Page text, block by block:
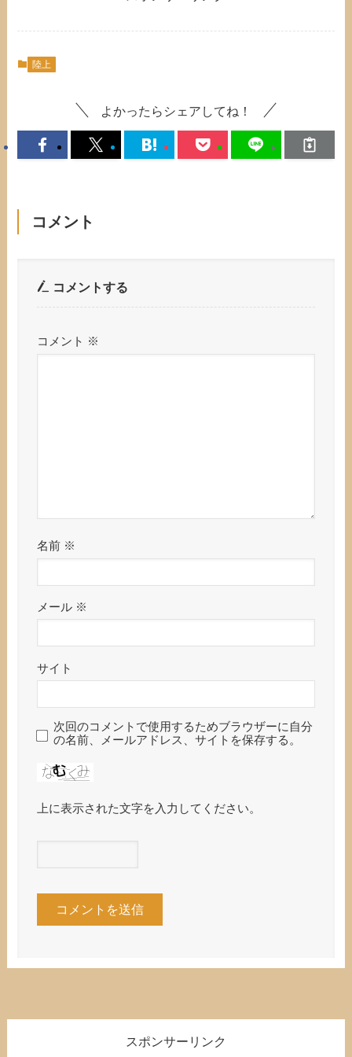
陸上
よかったらシェアしてね！
コメント
コメントする
コメント ※
名前 ※
メール ※
サイト
次回のコメントで使用するためブラウザーに自分
の名前、メールアドレス、サイトを保存する。
上に表示された文字を入力してください。
スポンサーリンク